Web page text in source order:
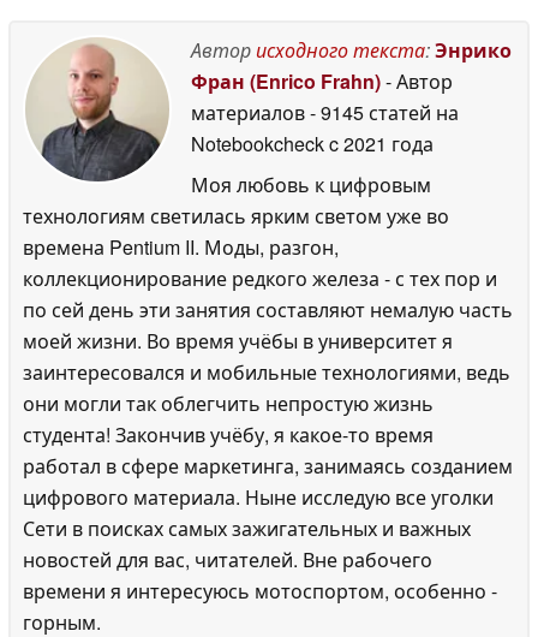
200 МП28 May 2026 Авторисходного текста:Энрико
Фран (Enrico Frahn)- Автор
материалов- 9145 статей на
Notebookcheckc 2021 года
Моя любовь к цифровым
технологиям светилась ярким светом уже во
времена Pentium II. Моды, разгон,
коллекционирование редкого железа - с тех пор и
по сей день эти занятия составляют немалую часть
моей жизни. Во время учёбы в университет я
заинтересовался и мобильные технологиями, ведь
они могли так облегчить непростую жизнь
студента! Закончив учёбу, я какое-то время
работал в сфере маркетинга, занимаясь созданием
цифрового материала. Ныне исследую все уголки
Сети в поисках самых зажигательных и важных
новостей для вас, читателей. Вне рабочего
времени я интересуюсь мотоспортом, особенно -
горным.